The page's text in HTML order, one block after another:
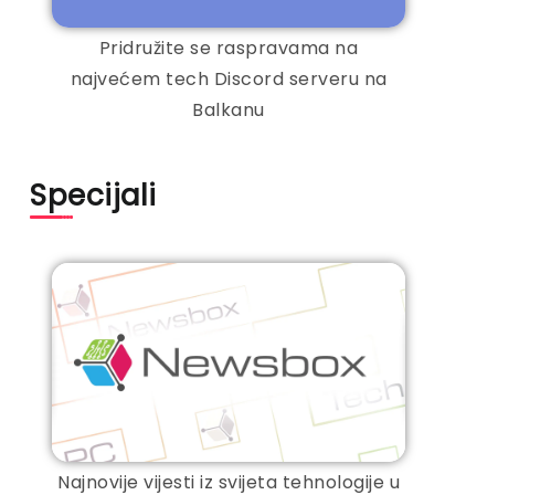
Pridružite se raspravama na
najvećem tech Discord serveru na
Balkanu
Specijali
Najnovije vijesti iz svijeta tehnologije u